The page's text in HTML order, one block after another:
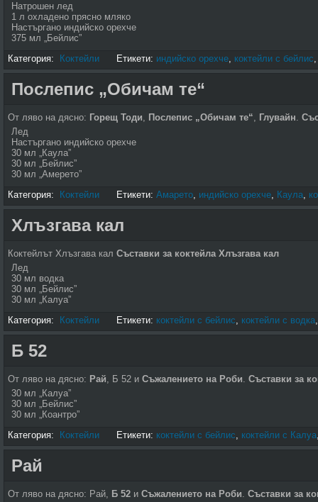
Натрошен лед
1 л охладено прясно мляко
Настъргано индийско орехче
375 мл „Бейлис”
Категория:
Коктейли Етикети: индийско орехче, коктейли с бейлис
Послепис „Обичам те“
От ляво на дясно: Горещ Тоди, Послепис „Обичам те“, Глувайн.
Лед
Настъргано индийско орехче
30 мл „Каула”
30 мл „Бейлис”
30 мл „Амерето”
Категория:
Коктейли Етикети: Амарето, индийско орехче, Каула,
Хлъзгава кал
Коктейлът Хлъзгава кал Съставки за коктейла Хлъзгава кал
Лед
30 мл водка
30 мл „Бейлис”
30 мл „Калуа”
Категория:
Коктейли Етикети: коктейли с бейлис, коктейли с водка
Б 52
От ляво на дясно: Рай, Б 52 и Съжалението на Роби. Съставки за
30 мл „Калуа”
30 мл „Бейлис”
30 мл „Коантро”
Категория:
Коктейли Етикети: коктейли с бейлис, коктейли с Калуа
Рай
От ляво на дясно: Рай, Б 52 и Съжалението на Роби. Съставки за